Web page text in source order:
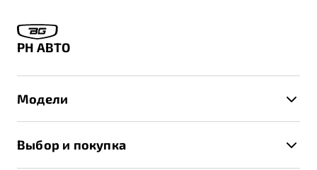
РН АВТО
Модели
Выбор и покупка